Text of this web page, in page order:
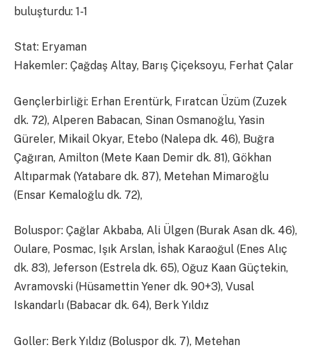
buluşturdu: 1-1
Stat: Eryaman
Hakemler: Çağdaş Altay, Barış Çiçeksoyu, Ferhat Çalar
Gençlerbirliği: Erhan Erentürk, Fıratcan Üzüm (Zuzek
dk. 72), Alperen Babacan, Sinan Osmanoğlu, Yasin
Güreler, Mikail Okyar, Etebo (Nalepa dk. 46), Buğra
Çağıran, Amilton (Mete Kaan Demir dk. 81), Gökhan
Altıparmak (Yatabare dk. 87), Metehan Mimaroğlu
(Ensar Kemaloğlu dk. 72),
Boluspor: Çağlar Akbaba, Ali Ülgen (Burak Asan dk. 46),
Oulare, Posmac, Işık Arslan, İshak Karaoğul (Enes Alıç
dk. 83), Jeferson (Estrela dk. 65), Oğuz Kaan Güçtekin,
Avramovski (Hüsamettin Yener dk. 90+3), Vusal
Iskandarlı (Babacar dk. 64), Berk Yıldız
Goller: Berk Yıldız (Boluspor dk. 7), Metehan